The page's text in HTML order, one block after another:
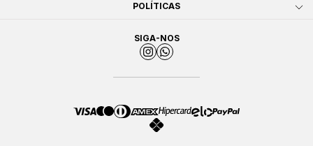
POLÍTICAS
SIGA-NOS